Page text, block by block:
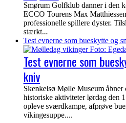
Smørum Golfklub danner i den
ECCO Tourens Max
professionelle spillere dyster.
stærkt...
Test evnerne som bueskytte og
Test evnerne som
kniv
Skenkelsø Mølle Museum åbner
historiske aktiviteter lørdag den
opleve sværdkampe, afprøve
vikingesuppe....